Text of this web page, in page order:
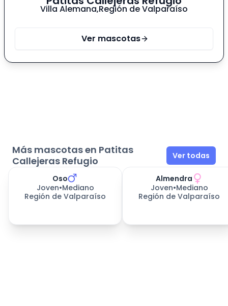
Villa Alemana,Región de Valparaíso
Ver mascotas
Más mascotas en Patitas
Callejeras Refugio
Ver todas
días esperando
Oso
Joven•Mediano
Región de Valparaíso
días esperando
Almendra
Joven•Mediano
Región de Valparaíso